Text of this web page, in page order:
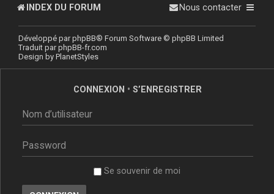
INDEX DU FORUM Nous contacter
Développé parphpBB® Forum Software © phpBB Limited
Traduit parphpBB-fr.com
Design by PlanetStyles
CONNEXION • S’ENREGISTRER
Se souvenir de moi